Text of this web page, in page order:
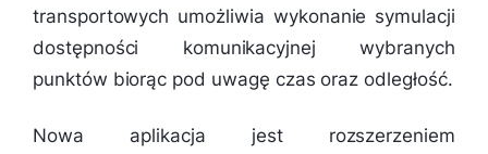
transportowych umożliwia wykonanie symulacji
dostępności komunikacyjnej wybranych
punktów biorąc pod uwagę czas oraz odległość.
Nowa aplikacja jest rozszerzeniem